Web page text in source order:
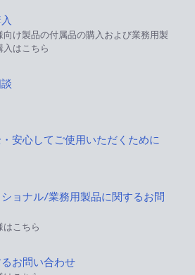
向け製品の付属品の購入および業務用製
はこちら
安心してご使用いただくために
ョナル/業務用製品に関するお問
はこちら
お問い合わせ